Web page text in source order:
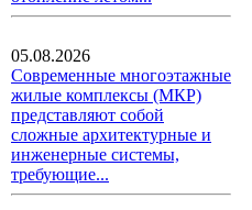
05.08.2026
Современные многоэтажные
жилые комплексы (МКР)
представляют собой
сложные архитектурные и
инженерные системы,
требующие...